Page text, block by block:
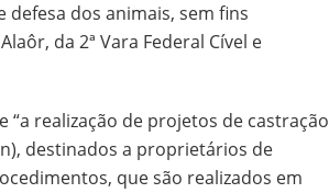
dos animais, sem fins
da 2ª Vara Federal Cível e
realização de projetos de castração
destinados a proprietários de
que são realizados em